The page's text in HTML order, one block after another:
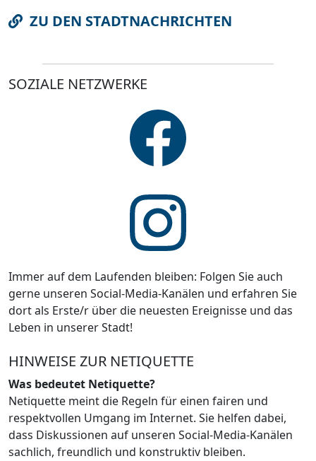
ZU DEN STADTNACHRICHTEN
SOZIALE NETZWERKE
Immer auf dem Laufenden bleiben: Folgen Sie auch
gerne unseren Social-Media-Kanälen und erfahren Sie
dort als Erste/r über die neuesten Ereignisse und das
Leben in unserer Stadt!
HINWEISE ZUR NETIQUETTE
Was bedeutet Netiquette?
Netiquette meint die Regeln für einen fairen und
respektvollen Umgang im Internet. Sie helfen dabei,
dass Diskussionen auf unseren Social-Media-Kanälen
sachlich, freundlich und konstruktiv bleiben.